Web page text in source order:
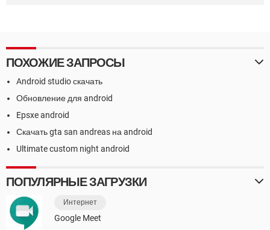
ПОХОЖИЕ ЗАПРОСЫ
Android studio скачать
Обновление для android
Epsxe android
Скачать gta san andreas на android
Ultimate custom night android
ПОПУЛЯРНЫЕ ЗАГРУЗКИ
Интернет
Google Meet